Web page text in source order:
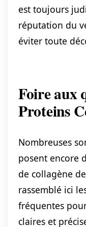
est toujours
réputation du
éviter toute
Foire aux
Proteins
Nombreuses
posent encore
de collagène
rassemblé ici
fréquentes
claires et